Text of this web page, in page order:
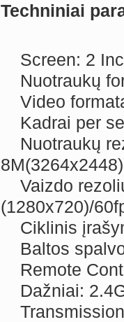
Techniniai
Screen: 2
Nuotraukų
Video
Kadrai per
Nuotraukų
Vaizdo
(1280x720)/
Ciklinis
Baltos
Remote
Dažniai: